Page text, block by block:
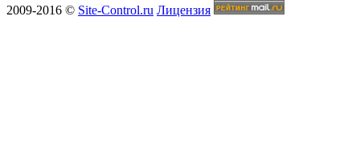
2009-2016 © Site-Control.ru Лицензия